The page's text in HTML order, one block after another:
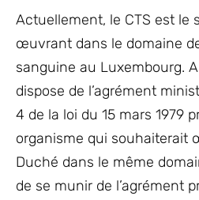
Actuellement, le CTS est le
œuvrant dans le domaine
sanguine au Luxembourg.
dispose de l’agrément
4 de la loi du 15 mars 1979
organisme qui souhaiterait
Duché dans le même
de se munir de l’agrément